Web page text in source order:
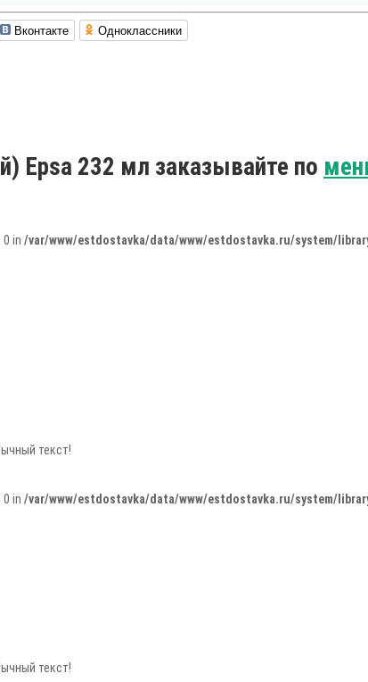
Вконтакте Одноклассники
Epsa 232 мл заказывайте по
in /var/www/estdostavka/data/www/estdostavka.ru/system/
текст!
in /var/www/estdostavka/data/www/estdostavka.ru/system/
текст!